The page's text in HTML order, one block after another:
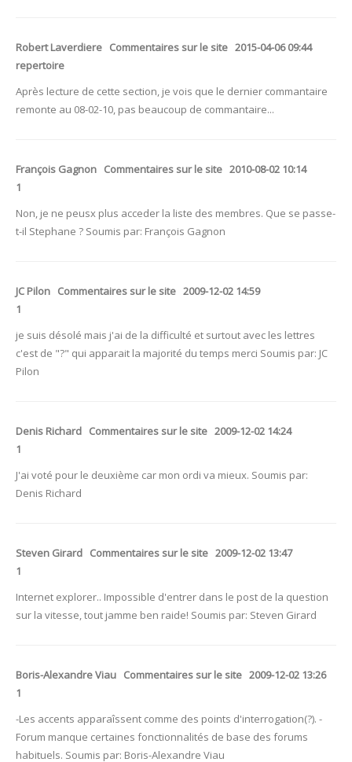
Robert Laverdiere Commentaires sur le site 2015-04-06 09:44
repertoire
Après lecture de cette section, je vois que le dernier commantaire
remonte au 08-02-10, pas beaucoup de commantaire...
François Gagnon Commentaires sur le site 2010-08-02 10:14
1
Non, je ne peusx plus acceder la liste des membres. Que se passe-
t-il Stephane ? Soumis par: François Gagnon
JC Pilon Commentaires sur le site 2009-12-02 14:59
1
je suis désolé mais j'ai de la difficulté et surtout avec les lettres
c'est de "?" qui apparait la majorité du temps merci Soumis par: JC
Pilon
Denis Richard Commentaires sur le site 2009-12-02 14:24
1
J'ai voté pour le deuxième car mon ordi va mieux. Soumis par:
Denis Richard
Steven Girard Commentaires sur le site 2009-12-02 13:47
1
Internet explorer.. Impossible d'entrer dans le post de la question
sur la vitesse, tout jamme ben raide! Soumis par: Steven Girard
Boris-Alexandre Viau Commentaires sur le site 2009-12-02 13:26
1
-Les accents apparaîssent comme des points d'interrogation(?). -
Forum manque certaines fonctionnalités de base des forums
habituels. Soumis par: Boris-Alexandre Viau